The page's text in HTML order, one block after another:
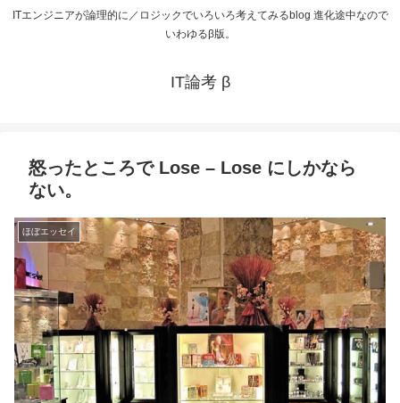
ITエンジニアが論理的に／ロジックでいろいろ考えてみるblog 進化途中なので
いわゆるβ版。
IT論考 β
怒ったところで Lose – Lose にしかなら
ない。
ほぼエッセイ